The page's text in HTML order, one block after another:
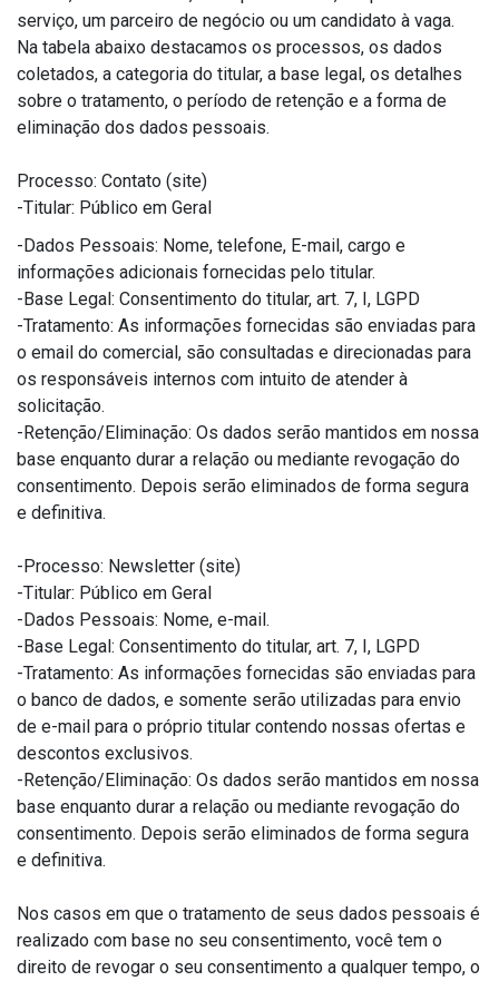
serviço, um parceiro de negócio ou um candidato à vaga.
Na tabela abaixo destacamos os processos, os dados
coletados, a categoria do titular, a base legal, os detalhes
sobre o tratamento, o período de retenção e a forma de
eliminação dos dados pessoais.
Processo: Contato (site)
-Titular: Público em Geral
-Dados Pessoais: Nome, telefone, E-mail, cargo e
informações adicionais fornecidas pelo titular.
-Base Legal: Consentimento do titular, art. 7, I, LGPD
-Tratamento: As informações fornecidas são enviadas para
o email do comercial, são consultadas e direcionadas para
os responsáveis internos com intuito de atender à
solicitação.
-Retenção/Eliminação: Os dados serão mantidos em nossa
base enquanto durar a relação ou mediante revogação do
consentimento. Depois serão eliminados de forma segura
e definitiva.
-Processo: Newsletter (site)
-Titular: Público em Geral
-Dados Pessoais: Nome, e-mail.
-Base Legal: Consentimento do titular, art. 7, I, LGPD
-Tratamento: As informações fornecidas são enviadas para
o banco de dados, e somente serão utilizadas para envio
de e-mail para o próprio titular contendo nossas ofertas e
descontos exclusivos.
-Retenção/Eliminação: Os dados serão mantidos em nossa
base enquanto durar a relação ou mediante revogação do
consentimento. Depois serão eliminados de forma segura
e definitiva.
Nos casos em que o tratamento de seus dados pessoais é
realizado com base no seu consentimento, você tem o
direito de revogar o seu consentimento a qualquer tempo, o